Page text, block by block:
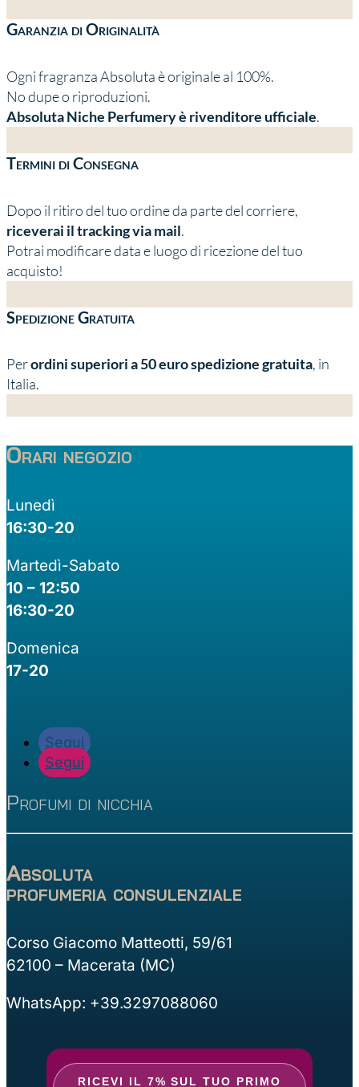
Garanzia di Originalità
Ogni fragranza Absoluta è originale al 100%.
No dupe o riproduzioni.
Absoluta Niche Perfumery è rivenditore ufficiale.
Termini di Consegna
Dopo il ritiro del tuo ordine da parte del corriere,
riceverai il tracking via mail.
Potrai modificare data e luogo di ricezione del tuo
acquisto!
Spedizione Gratuita
Perordini superiori a 50 euro spedizione gratuita, in
Italia.
Orari negozio
Lunedì
16:30-20
Martedì-Sabato
10 – 12:50
16:30-20
Domenica
17-20
Segui
Segui
Profumi di nicchia
Absoluta
profumeria consulenziale
Corso Giacomo Matteotti, 59/61
62100 – Macerata (MC)
WhatsApp: +39.3297088060
RICEVI IL 7% SUL TUO PRIMO